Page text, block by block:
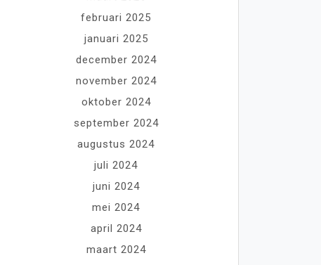
februari 2025
januari 2025
december 2024
november 2024
oktober 2024
september 2024
augustus 2024
juli 2024
juni 2024
mei 2024
april 2024
maart 2024